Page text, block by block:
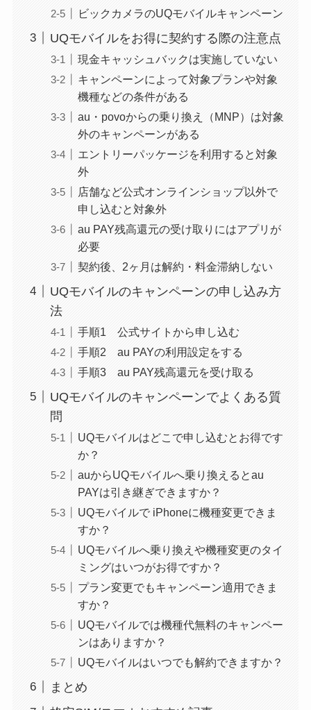
ビックカメラのUQモバイルキャンペーン
UQモバイルをお得に契約する際の注意点
現金キャッシュバックは実施していない
キャンペーンによって対象プランや対象
機種などの条件がある
au・povoからの乗り換え（MNP）は対象
外のキャンペーンがある
エントリーパッケージを利用すると対象
外
店舗など公式オンラインショップ以外で
申し込むと対象外
au PAY残高還元の受け取りにはアプリが
必要
契約後、2ヶ月は解約・料金滞納しない
UQモバイルのキャンペーンの申し込み方
法
手順1 公式サイトから申し込む
手順2 au PAYの利用設定をする
手順3 au PAY残高還元を受け取る
UQモバイルのキャンペーンでよくある質
問
UQモバイルはどこで申し込むとお得です
か？
auからUQモバイルへ乗り換えるとau
PAYは引き継ぎできますか？
UQモバイルで iPhoneに機種変更できま
すか？
UQモバイルへ乗り換えや機種変更のタイ
ミングはいつがお得ですか？
プラン変更でもキャンペーン適用できま
すか？
UQモバイルでは機種代無料のキャンペー
ンはありますか？
UQモバイルはいつでも解約できますか？
まとめ